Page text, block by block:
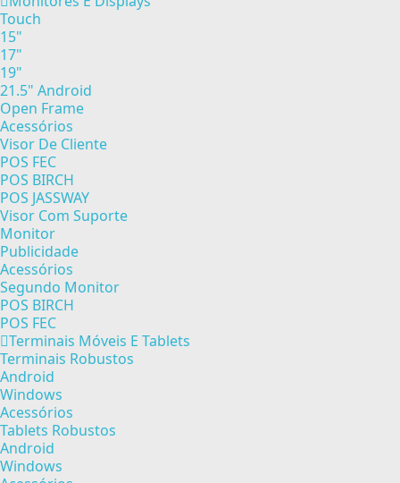
Touch
15"
17"
19"
21.5" Android
Open Frame
Acessórios
Visor De Cliente
POS FEC
POS BIRCH
POS JASSWAY
Visor Com Suporte
Monitor
Publicidade
Acessórios
Segundo Monitor
POS BIRCH
POS FEC
Terminais Móveis E Tablets
Terminais Robustos
Android
Windows
Acessórios
Tablets Robustos
Android
Windows